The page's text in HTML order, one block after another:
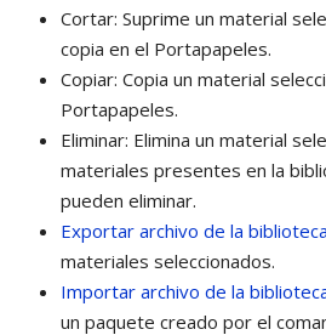
Cortar: Suprime un material
copia en el Portapapeles.
Copiar: Copia un material
Portapapeles.
Eliminar: Elimina un material
materiales presentes en la
pueden eliminar.
Exportar archivo de la biblioteca
materiales seleccionados.
Importar archivo de la
un paquete creado por el